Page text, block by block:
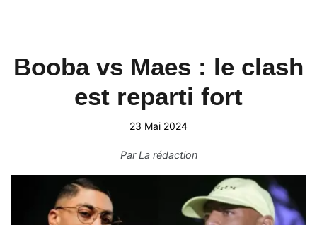
Booba vs Maes : le clash
est reparti fort
23 Mai 2024
ParLa rédaction